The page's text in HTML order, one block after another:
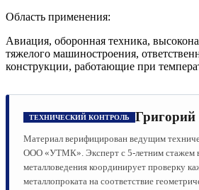
Область применения:
Авиация, оборонная техника,
тяжелого машиностроения,
конструкции, работающие при
ТЕХНИЧЕСКИЙ КОНТРОЛЬ
Материал верифицирован ведущим
ООО «УТМК». Эксперт с 5-летним стажем
металловедения координирует проверку
металлопроката на соответствие